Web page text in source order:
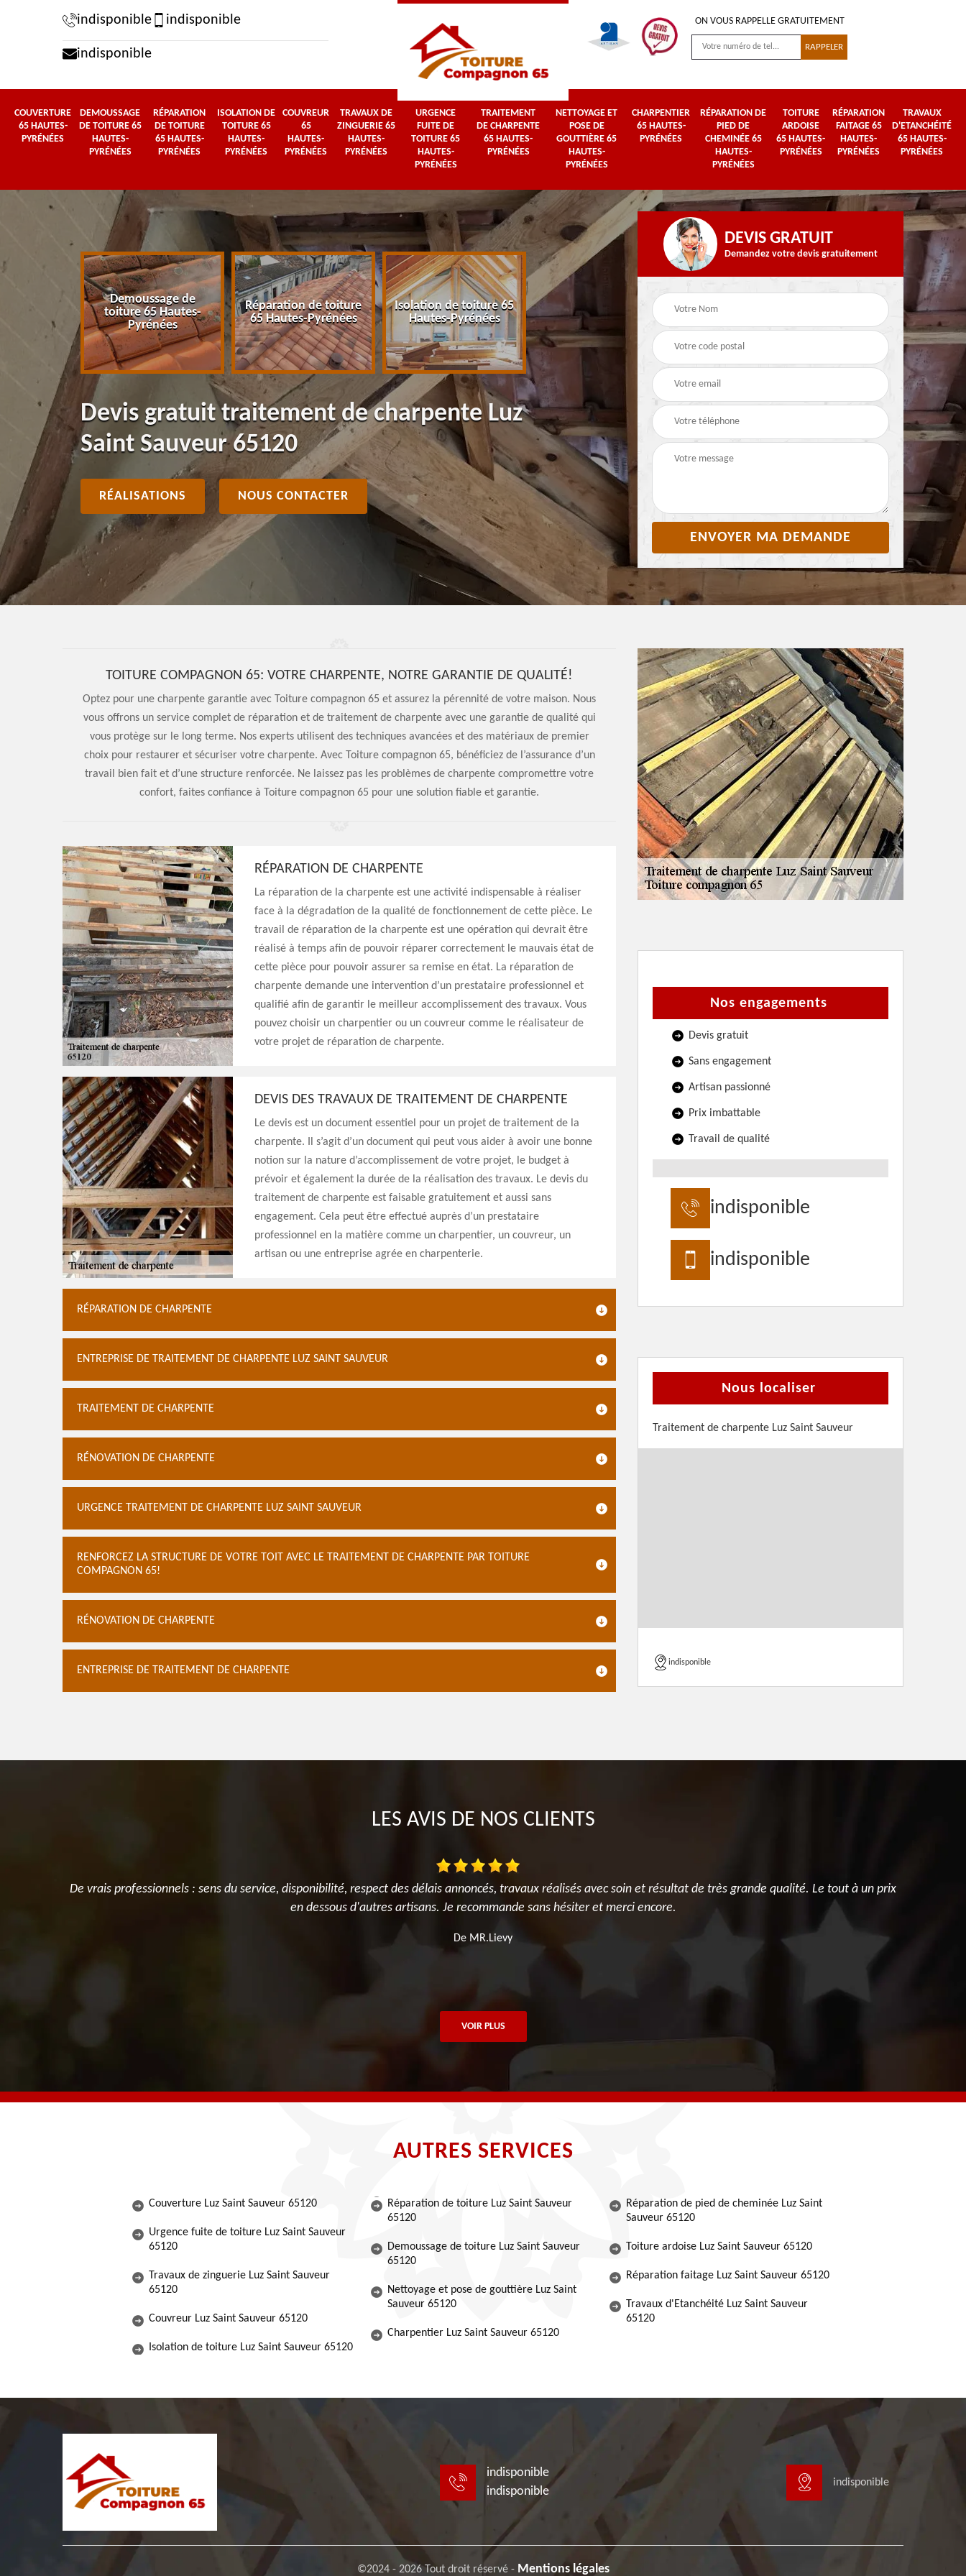
indisponible indisponible
indisponible
ON VOUS RAPPELLE GRATUITEMENT
COUVERTURE
65 HAUTES-
PYRÉNÉES
DEMOUSSAGE
DE TOITURE 65
HAUTES-
PYRÉNÉES
RÉPARATION
DE TOITURE
65 HAUTES-
PYRÉNÉES
ISOLATION DE
TOITURE 65
HAUTES-
PYRÉNÉES
COUVREUR
65
HAUTES-
PYRÉNÉES
TRAVAUX DE
ZINGUERIE 65
HAUTES-
PYRÉNÉES
URGENCE
FUITE DE
TOITURE 65
HAUTES-
PYRÉNÉES
TRAITEMENT
DE CHARPENTE
65 HAUTES-
PYRÉNÉES
NETTOYAGE ET
POSE DE
GOUTTIÈRE 65
HAUTES-
PYRÉNÉES
CHARPENTIER
65 HAUTES-
PYRÉNÉES
RÉPARATION DE
PIED DE
CHEMINÉE 65
HAUTES-
PYRÉNÉES
TOITURE
ARDOISE
65 HAUTES-
PYRÉNÉES
RÉPARATION
FAITAGE 65
HAUTES-
PYRÉNÉES
TRAVAUX
D'ETANCHÉITÉ
65 HAUTES-
PYRÉNÉES
Hautes-
Demoussage de
toiture 65 Hautes-
Pyrénées
Réparation de toiture
65 Hautes-Pyrénées
Isolation de toiture 65
Hautes-Pyrénées
Couvreur 65 Hautes-
Pyrénées
Travaux de zinguerie
Urgence fuite de
toiture 65 Hautes-
Pyrénées
Devis gratuit traitement de charpente Luz
Saint Sauveur 65120
RÉALISATIONS NOUS CONTACTER
DEVIS GRATUIT
Demandez votre devis gratuitement
TOITURE COMPAGNON 65: VOTRE CHARPENTE, NOTRE GARANTIE DE QUALITÉ!
Optez pour une charpente garantie avec Toiture compagnon 65 et assurez la pérennité de votre maison. Nous
vous offrons un service complet de réparation et de traitement de charpente avec une garantie de qualité qui
vous protège sur le long terme. Nos experts utilisent des techniques avancées et des matériaux de premier
choix pour restaurer et sécuriser votre charpente. Avec Toiture compagnon 65, bénéficiez de l’assurance d’un
travail bien fait et d’une structure renforcée. Ne laissez pas les problèmes de charpente compromettre votre
confort, faites confiance à Toiture compagnon 65 pour une solution fiable et garantie.
RÉPARATION DE CHARPENTE
La réparation de la charpente est une activité indispensable à réaliser
face à la dégradation de la qualité de fonctionnement de cette pièce. Le
travail de réparation de la charpente est une opération qui devrait être
réalisé à temps afin de pouvoir réparer correctement le mauvais état de
cette pièce pour pouvoir assurer sa remise en état. La réparation de
charpente demande une intervention d’un prestataire professionnel et
qualifié afin de garantir le meilleur accomplissement des travaux. Vous
pouvez choisir un charpentier ou un couvreur comme le réalisateur de
votre projet de réparation de charpente.
DEVIS DES TRAVAUX DE TRAITEMENT DE CHARPENTE
Le devis est un document essentiel pour un projet de traitement de la
charpente. Il s’agit d’un document qui peut vous aider à avoir une bonne
notion sur la nature d’accomplissement de votre projet, le budget à
prévoir et également la durée de la réalisation des travaux. Le devis du
traitement de charpente est faisable gratuitement et aussi sans
engagement. Cela peut être effectué auprès d’un prestataire
professionnel en la matière comme un charpentier, un couvreur, un
artisan ou une entreprise agrée en charpenterie.
RÉPARATION DE CHARPENTE
ENTREPRISE DE TRAITEMENT DE CHARPENTE LUZ SAINT SAUVEUR
TRAITEMENT DE CHARPENTE
RÉNOVATION DE CHARPENTE
URGENCE TRAITEMENT DE CHARPENTE LUZ SAINT SAUVEUR
RENFORCEZ LA STRUCTURE DE VOTRE TOIT AVEC LE TRAITEMENT DE CHARPENTE PAR TOITURE
COMPAGNON 65!
RÉNOVATION DE CHARPENTE
ENTREPRISE DE TRAITEMENT DE CHARPENTE
Nos engagements
Devis gratuit
Sans engagement
Artisan passionné
Prix imbattable
Travail de qualité
indisponible
indisponible
Nous localiser
Traitement de charpente Luz Saint Sauveur
indisponible
LES AVIS DE NOS CLIENTS
De vrais professionnels : sens du service, disponibilité, respect des délais annoncés, travaux réalisés avec soin et résultat de très grande qualité. Le tout à un prix
en dessous d'autres artisans. Je recommande sans hésiter et merci encore.
De MR.Lievy
VOIR PLUS
AUTRES SERVICES
Couverture Luz Saint Sauveur 65120
Urgence fuite de toiture Luz Saint Sauveur
65120
Travaux de zinguerie Luz Saint Sauveur
65120
Couvreur Luz Saint Sauveur 65120
Isolation de toiture Luz Saint Sauveur 65120
Réparation de toiture Luz Saint Sauveur
65120
Demoussage de toiture Luz Saint Sauveur
65120
Nettoyage et pose de gouttière Luz Saint
Sauveur 65120
Charpentier Luz Saint Sauveur 65120
Réparation de pied de cheminée Luz Saint
Sauveur 65120
Toiture ardoise Luz Saint Sauveur 65120
Réparation faitage Luz Saint Sauveur 65120
Travaux d'Etanchéité Luz Saint Sauveur
65120
indisponible
indisponible
indisponible
©2024 - 2026 Tout droit réservé - Mentions légales